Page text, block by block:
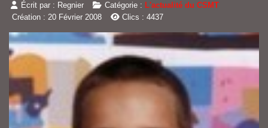
Écrit par : Regnier Catégorie : L'actualité du CSMT
Création : 20 Février 2008
Clics : 4437